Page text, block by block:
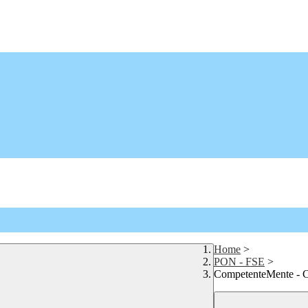
Home >
PON - FSE >
CompetenteMente -